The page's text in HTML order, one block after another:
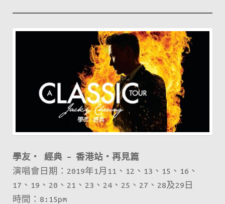
學友‧ 經典 – 香港站‧再見篇
演唱會日期：2019年1月11、12、13、15、16、
17、19、20、21、23、24、25、27、28及29日
時間：8:15pm